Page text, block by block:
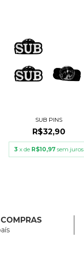
SUB PINS
R$32,90
3 x de R$10,97 sem juros